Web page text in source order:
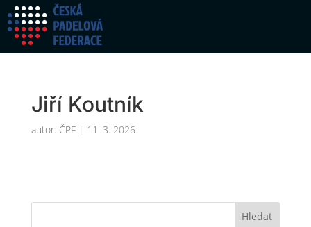
Jiří Koutník
autor: ČPF| 11. 3. 2026
Hledat